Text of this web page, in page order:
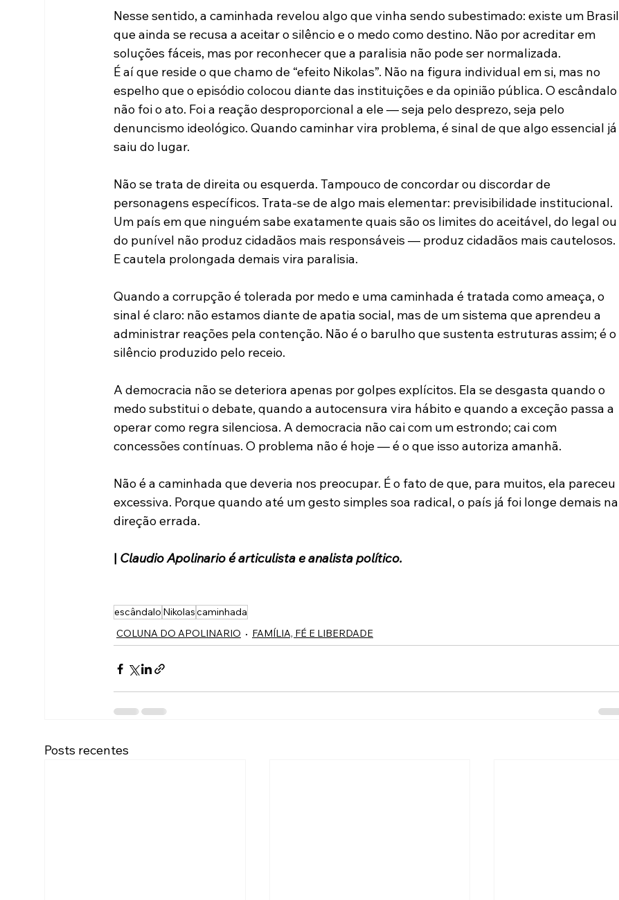
Nesse sentido, a caminhada revelou algo que vinha sendo subestimado: existe um Brasil
que ainda se recusa a aceitar o silêncio e o medo como destino. Não por acreditar em
soluções fáceis, mas por reconhecer que a paralisia não pode ser normalizada.
É aí que reside o que chamo de “efeito Nikolas”. Não na figura individual em si, mas no
espelho que o episódio colocou diante das instituições e da opinião pública. O escândalo
não foi o ato. Foi a reação desproporcional a ele — seja pelo desprezo, seja pelo
denuncismo ideológico. Quando caminhar vira problema, é sinal de que algo essencial já
saiu do lugar.
Não se trata de direita ou esquerda. Tampouco de concordar ou discordar de
personagens específicos. Trata-se de algo mais elementar: previsibilidade institucional.
Um país em que ninguém sabe exatamente quais são os limites do aceitável, do legal ou
do punível não produz cidadãos mais responsáveis — produz cidadãos mais cautelosos.
E cautela prolongada demais vira paralisia.
Quando a corrupção é tolerada por medo e uma caminhada é tratada como ameaça, o
sinal é claro: não estamos diante de apatia social, mas de um sistema que aprendeu a
administrar reações pela contenção. Não é o barulho que sustenta estruturas assim; é o
silêncio produzido pelo receio.
A democracia não se deteriora apenas por golpes explícitos. Ela se desgasta quando o
medo substitui o debate, quando a autocensura vira hábito e quando a exceção passa a
operar como regra silenciosa. A democracia não cai com um estrondo; cai com
concessões contínuas. O problema não é hoje — é o que isso autoriza amanhã.
Não é a caminhada que deveria nos preocupar. É o fato de que, para muitos, ela pareceu
excessiva. Porque quando até um gesto simples soa radical, o país já foi longe demais na
direção errada.
| Claudio Apolinario é articulista e analista político.
escândalo Nikolascaminhada
COLUNA DO APOLINARIO
FAMÍLIA, FÉ E LIBERDADE
Posts recentes